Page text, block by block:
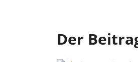
Der